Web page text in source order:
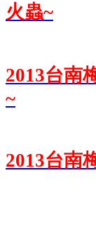
火蟲~
2013台南
~
2013台南